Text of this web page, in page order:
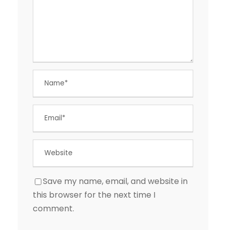
Save my name, email, and website in
this browser for the next time I
comment.